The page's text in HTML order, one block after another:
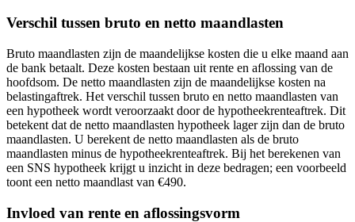
Verschil tussen bruto en netto maandlasten
Bruto maandlasten zijn de maandelijkse kosten die u elke maand aan
de bank betaalt. Deze kosten bestaan uit rente en aflossing van de
hoofdsom. De netto maandlasten zijn de maandelijkse kosten na
belastingaftrek. Het verschil tussen bruto en netto maandlasten van
een hypotheek wordt veroorzaakt door de hypotheekrenteaftrek. Dit
betekent dat de netto maandlasten hypotheek lager zijn dan de bruto
maandlasten. U berekent de netto maandlasten als de bruto
maandlasten minus de hypotheekrenteaftrek. Bij het berekenen van
een SNS hypotheek krijgt u inzicht in deze bedragen; een voorbeeld
toont een netto maandlast van €490.
Invloed van rente en aflossingsvorm